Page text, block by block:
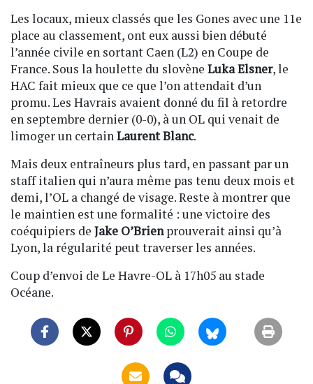
Les locaux, mieux classés que les Gones avec une 11e
place au classement, ont eux aussi bien débuté
l’année civile en sortant Caen (L2) en Coupe de
France. Sous la houlette du slovène Luka Elsner, le
HAC fait mieux que ce que l’on attendait d’un
promu. Les Havrais avaient donné du fil à retordre
en septembre dernier (0-0), à un OL qui venait de
limoger un certainLaurent Blanc.
Mais deux entraîneurs plus tard, en passant par un
staff italien qui n’aura même pas tenu deux mois et
demi, l’OL a changé de visage. Reste à montrer que
le maintien est une formalité : une victoire des
coéquipiers de Jake O’Brienprouverait ainsi qu’à
Lyon, la régularité peut traverser les années.
Coup d’envoi de Le Havre-OL à 17h05 au stade
Océane.